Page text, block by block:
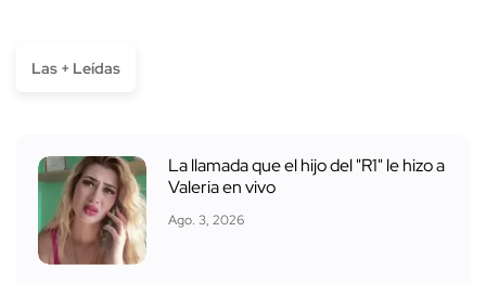
Las + Leídas
La llamada que el hijo del "R1" le hizo a
Valeria en vivo
Ago. 3, 2026